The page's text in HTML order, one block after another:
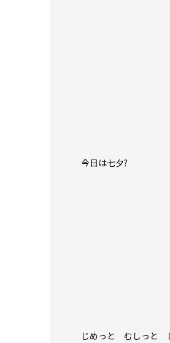
今日は七夕?
じめっと むしっと